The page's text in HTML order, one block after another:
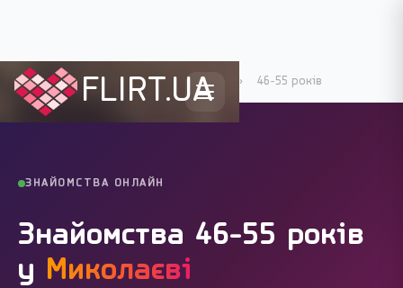
FLIRT.UA
Flirt.ua › Міста України Миколаїв › 46-55 років
ЗНАЙОМСТВА ОНЛАЙН
Знайомства 46-55 років
у Миколаєві